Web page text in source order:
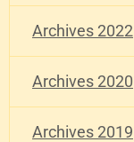
Archives 2022
Archives 2020
Archives 2019